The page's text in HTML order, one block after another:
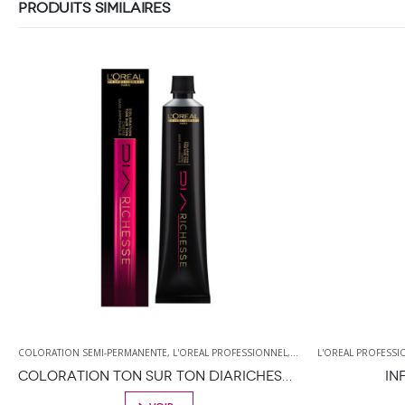
PRODUITS SIMILAIRES
PERMANENTE ,L'OREAL PROFESSIONNEL, PRODUIT DE COLORATION,PRODUITS DE
COLORATION TON SUR TON DIARICHESSE 50 ML
CE PRODUIT A PLUSIEURS VARIATIONS. LES OPTIONS PEUVENT ÊTRE CHOISIES SUR LA PAGE DU PRODUIT
L'OREAL PROFESSIONNEL,LAQUE,
INFINIUM PURE